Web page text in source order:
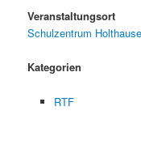
Veranstaltungsort
Schulzentrum
Kategorien
RTF